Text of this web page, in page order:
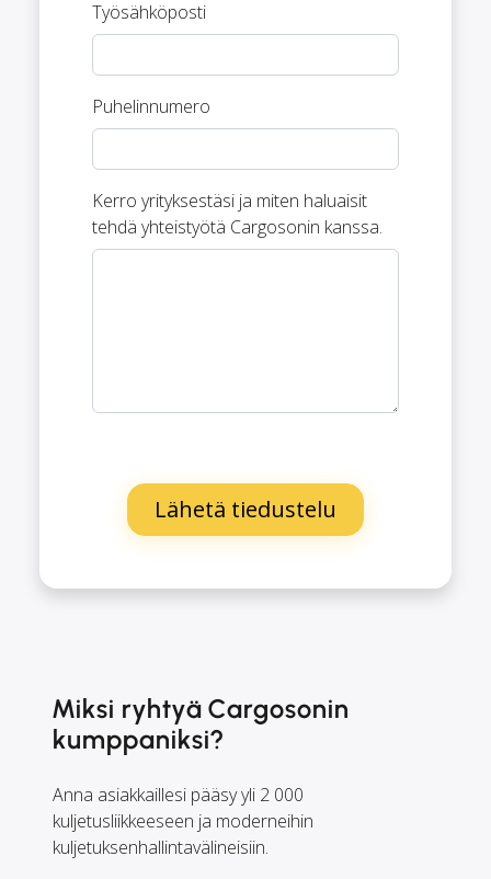
Työsähköposti
Puhelinnumero
Kerro yrityksestäsi ja miten haluaisit
tehdä yhteistyötä Cargosonin kanssa.
Miksi ryhtyä Cargosonin
kumppaniksi?
Anna asiakkaillesi pääsy yli 2 000
kuljetusliikkeeseen ja moderneihin
kuljetuksenhallintavälineisiin.